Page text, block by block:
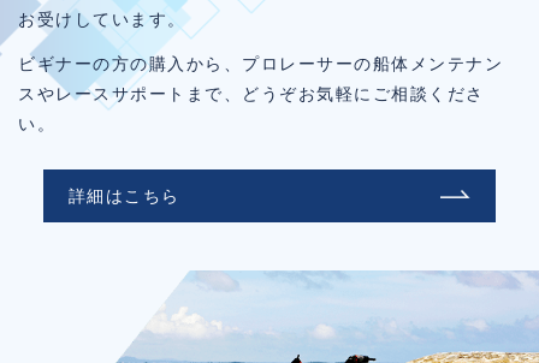
お受けしています。
ビギナーの方の購入から、プロレーサーの船体メンテナン
スやレースサポートまで、どうぞお気軽にご相談くださ
い。
詳細はこちら